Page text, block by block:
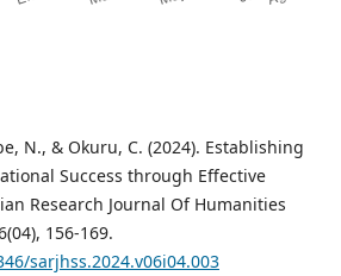
N., & Okuru, C. (2024). Establishing
Success through Effective
Research Journal Of Humanities
156-169.
sarjhss.2024.v06i04.003